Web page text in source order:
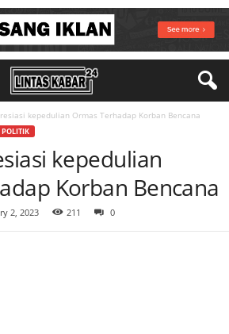
kepedulian Ormas Terhadap Korban Bencana
POLITIK
kepedulian
Korban Bencana
2, 2023 211 0